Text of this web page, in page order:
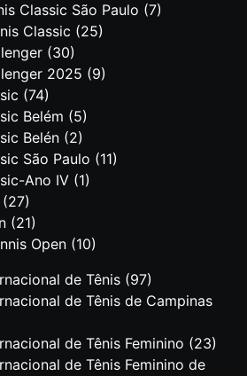
Classic São Paulo (7)
Classic (25)
(30)
2025 (9)
(74)
Belém (5)
Belén (2)
São Paulo (11)
Ano IV (1)
(27)
(21)
Open (10)
de Tênis (97)
de Tênis de Campinas
de Tênis Feminino (23)
de Tênis Feminino de